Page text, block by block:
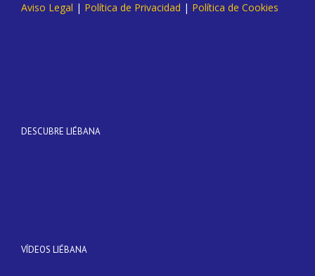
Aviso Legal | Política de Privacidad | Política de Cookies
DESCUBRE LIÉBANA
VÍDEOS LIÉBANA